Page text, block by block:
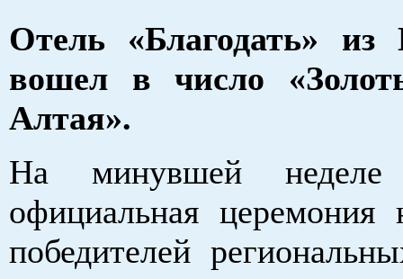
Отель «Благодать» из
вошел в число
Алтая».
На минувшей неделе
официальная церемония
победителей